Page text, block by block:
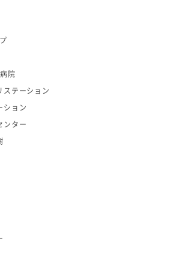
院
テーション
ション
ンター